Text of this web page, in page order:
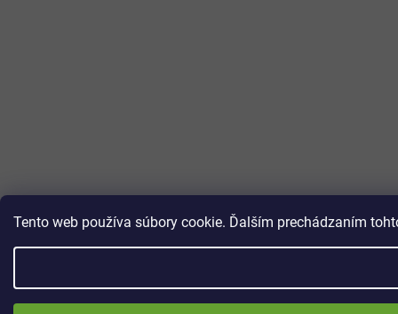
Tento web používa súbory cookie. Ďalším prechádzaním